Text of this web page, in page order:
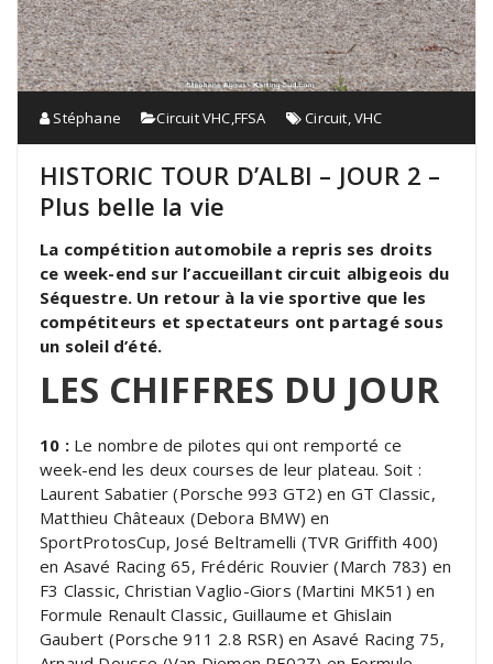
Stéphane Circuit VHC,FFSA Circuit,VHC
HISTORIC TOUR D’ALBI – JOUR 2 –
Plus belle la vie
La compétition automobile a repris ses droits
ce week-end sur l’accueillant circuit albigeois du
Séquestre. Un retour à la vie sportive que les
compétiteurs et spectateurs ont partagé sous
un soleil d’été.
LES CHIFFRES DU JOUR
10 : Le nombre de pilotes qui ont remporté ce
week-end les deux courses de leur plateau. Soit :
Laurent Sabatier (Porsche 993 GT2) en GT Classic,
Matthieu Châteaux (Debora BMW) en
SportProtosCup, José Beltramelli (TVR Griffith 400)
en Asavé Racing 65, Frédéric Rouvier (March 783) en
F3 Classic, Christian Vaglio-Giors (Martini MK51) en
Formule Renault Classic, Guillaume et Ghislain
Gaubert (Porsche 911 2.8 RSR) en Asavé Racing 75,